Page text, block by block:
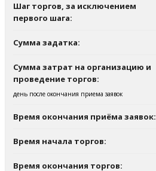
Шаг торгов, за исключением
первого шага:
Сумма задатка:
Сумма затрат на организацию и
проведение торгов:
день после окончания приема заявок
Время окончания приёма заявок:
Время начала торгов:
Время окончания торгов: